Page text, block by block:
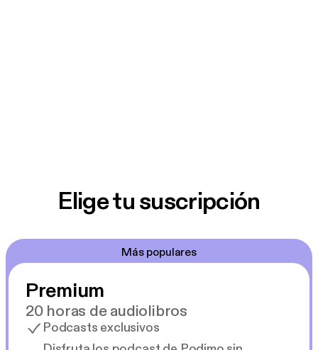
Elige tu suscripción
Más populares
Premium
20 horas de audiolibros
Podcasts exclusivos